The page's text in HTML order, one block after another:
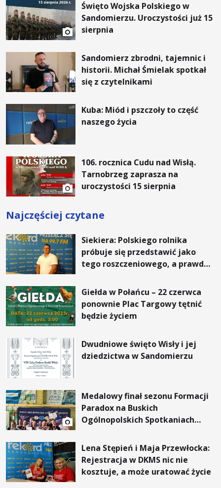
Święto Wojska Polskiego w
Sandomierzu. Uroczystości już 15
sierpnia
Sandomierz zbrodni, tajemnic i
historii. Michał Śmielak spotkał
się z czytelnikami
Kuba: Miód i pszczoły to część
naszego życia
106. rocznica Cudu nad Wisłą.
Tarnobrzeg zaprasza na
uroczystości 15 sierpnia
Najczęściej czytane
Siekiera: Polskiego rolnika
próbuje się przedstawić jako
tego roszczeniowego, a prawda
Giełda w Połańcu – 22 czerwca
ponownie Plac Targowy tętnić
będzie życiem
Dwudniowe święto Wisły i jej
dziedzictwa w Sandomierzu
Medalowy finał sezonu Formacji
Paradox na Buskich
Ogólnopolskich Spotkaniach
Lena Stępień i Maja Przewłocka:
Rejestracja w DKMS nic nie
kosztuje, a może uratować życie